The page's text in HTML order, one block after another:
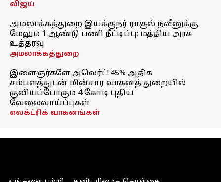
விஜய்
அமலாக்கத்துறை இயக்குநர் ராகுல் நவீனுக்கு
மேலும் 1 ஆண்டு பணி நீட்டிப்பு; மத்திய அரசு
உத்தரவு
அமலாக்கத்துறை
இளைஞர்களே அலெர்ட்! 45% அதிக
சம்பளத்துடன் மின்சார வாகனத் துறையில்
குவியப்போகும் 4 கோடி புதிய
வேலைவாய்ப்புகள்
எலக்ட்ரிக் வாகனங்கள்